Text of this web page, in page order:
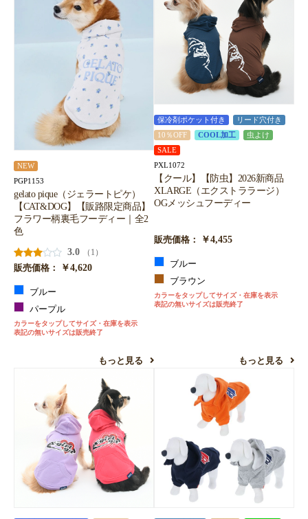
NEW
PGP1153
gelato pique（ジェラートピケ）
【CAT&DOG】【販路限定商品】
フラワー柄裏毛フーディー｜全2
色
3.0
（1）
販売価格：
￥4,620
ブルー
パープル
カラーをタップしてサイズ・在庫を表示
表記の無いサイズは販売終了
もっと見る
保冷剤ポケット付き
リード穴付き
10％OFF
COOL加工
虫よけ
SALE
PXL1072
【クール】【防虫】2026新商品
XLARGE（エクストララージ）
OGメッシュフーディー
販売価格： ￥4,455
ブルー
ブラウン
カラーをタップしてサイズ・在庫を表示
表記の無いサイズは販売終了
もっと見る